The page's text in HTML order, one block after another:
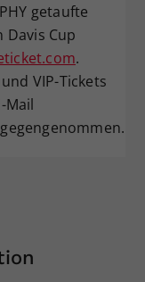
getaufte
Cup
.
VIP-Tickets
Mail